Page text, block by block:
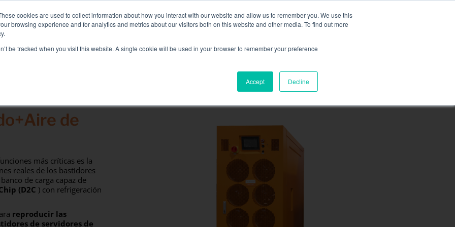
cookies are used to collect information about how you interact with our website and allow us to remember you. We use this
browsing experience and for analytics and metrics about our visitors both on this website and other media. To find out more
be tracked when you visit this website. A single cookie will be used in your browser to remember your preference
Accept Decline
Inteligente Líquido+Aire para soluciones de Refrigeración Directa por Líquido, más información aquí
RECURSOS CONTACTAR
de
más críticas es la
reales de los bastidores
de carga capaz de
(D2C ) con refrigeración
reproducir las
de servidores de